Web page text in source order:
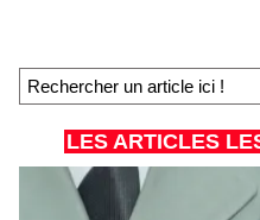
LES ARTICLES